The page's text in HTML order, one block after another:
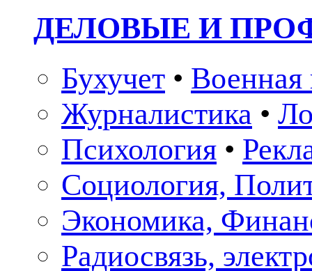
ДЕЛОВЫЕ И
Бухучет • Военная
Журналистика •
Психология •
Социология,
Экономика,
Радиосвязь,